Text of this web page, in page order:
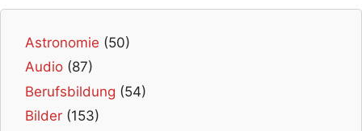
Astronomie (50)
Audio (87)
Berufsbildung (54)
Bilder (153)